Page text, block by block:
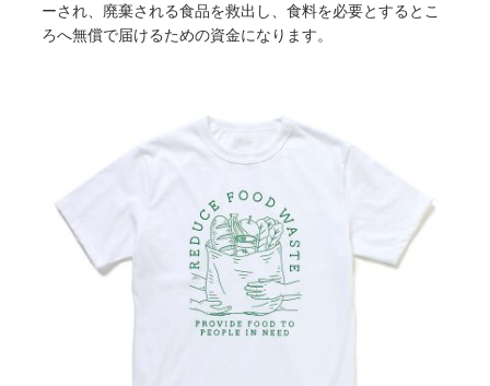
ーされ、廃棄される食品を救出し、食料を必要とするとこ
ろへ無償で届けるための資金になります。